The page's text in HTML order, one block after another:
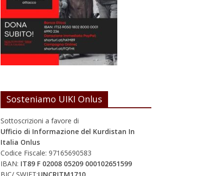
Sosteniamo UIKI Onlus
Sottoscrizioni a favore di
Ufficio di Informazione del Kurdistan In
Italia Onlus
Codice Fiscale: 97165690583
IBAN: IT89 F 02008 05209 000102651599